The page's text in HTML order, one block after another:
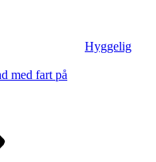
Hyggelig
med fart på